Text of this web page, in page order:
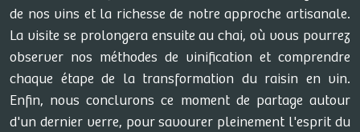
de nos vins et la richesse de notre approche artisanale.
La visite se prolongera ensuite au chai, où vous pourrez
observer nos méthodes de vinification et comprendre
chaque étape de la transformation du raisin en vin.
Enfin, nous conclurons ce moment de partage autour
d'un dernier verre, pour savourer pleinement l'esprit du